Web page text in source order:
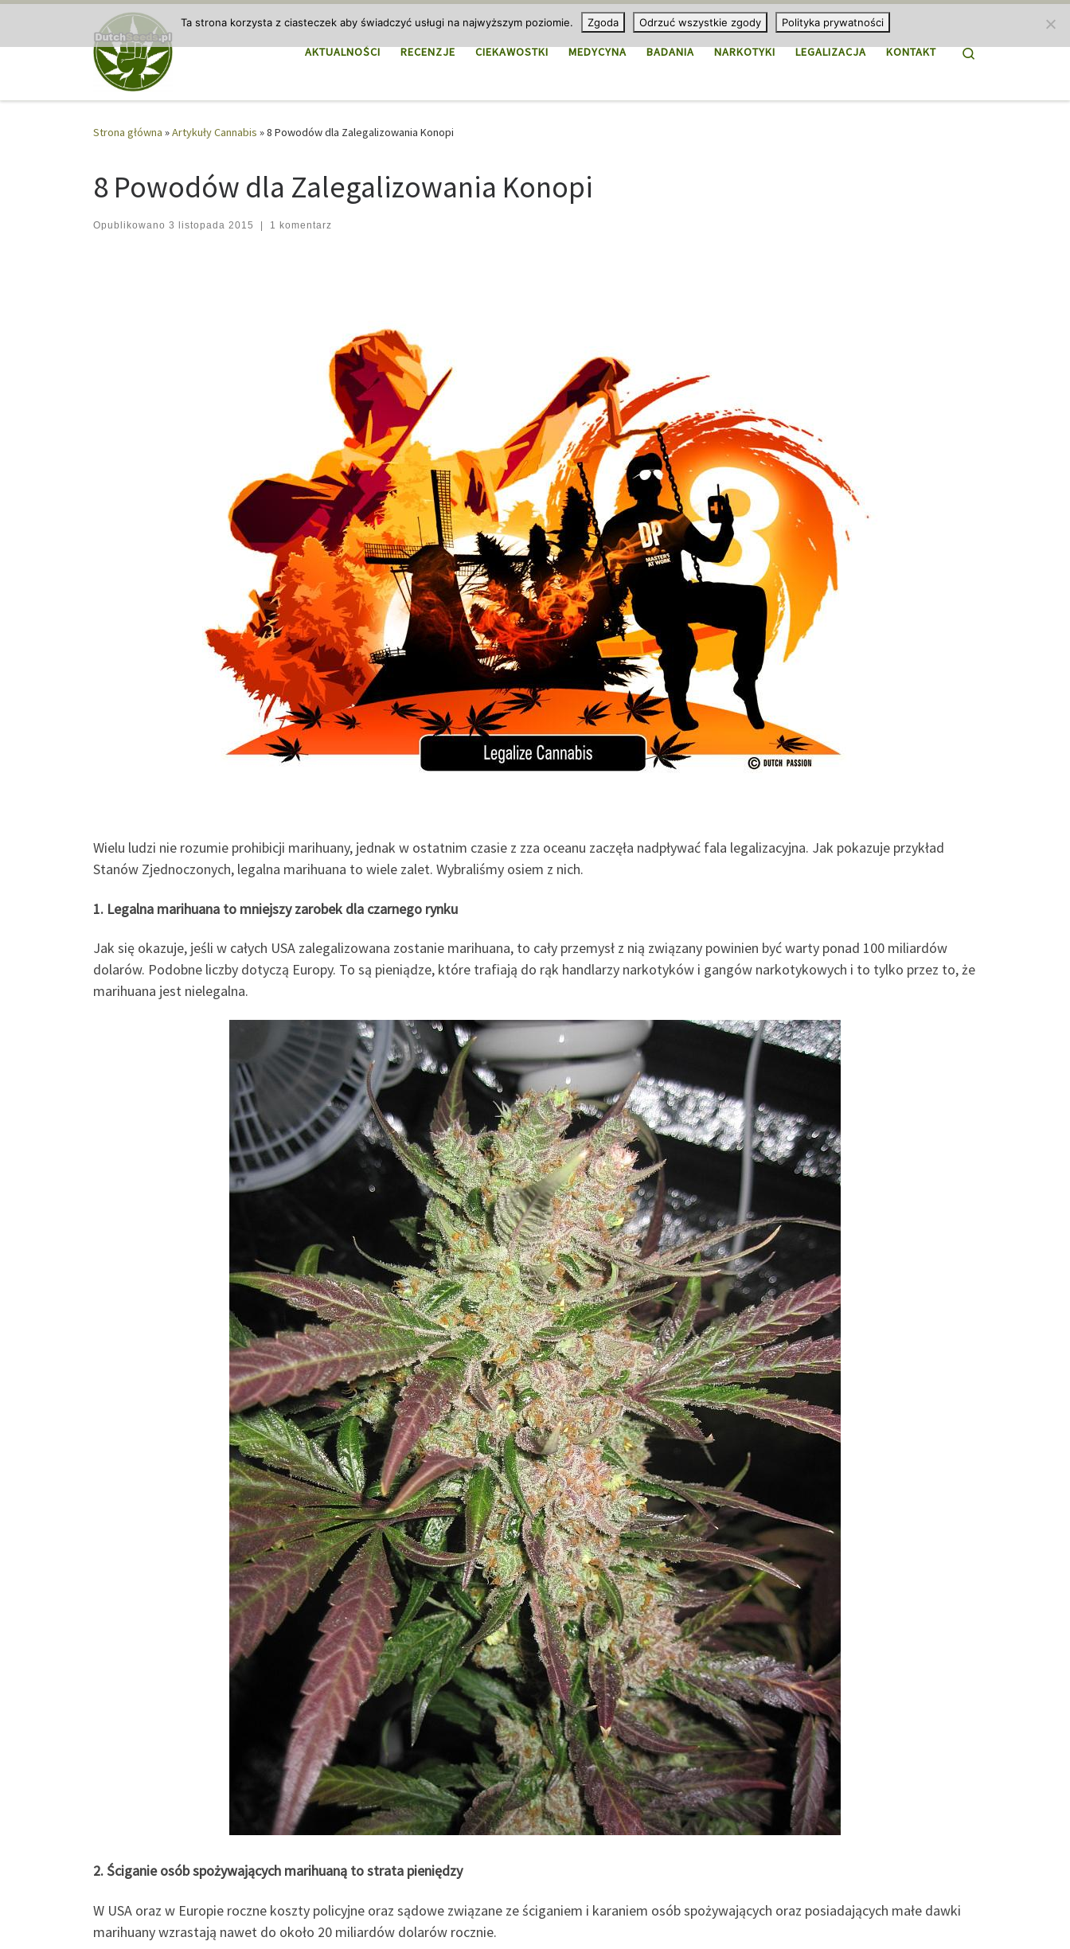
Przejdź do treści
AKTUALNOŚCI RECENZJE CIEKAWOSTKI MEDYCYNA BADANIA NARKOTYKI LEGALIZACJA KONTAKT Search
Strona główna »Artykuły Cannabis »8 Powodów dla Zalegalizowania Konopi
8 Powodów dla Zalegalizowania Konopi
Opublikowano 3 listopada 2015 1 komentarz
Wielu ludzi nie rozumie prohibicji marihuany, jednak w ostatnim czasie z zza oceanu zaczęła nadpływać fala legalizacyjna. Jak pokazuje przykład
Stanów Zjednoczonych, legalna marihuana to wiele zalet. Wybraliśmy osiem z nich.
1. Legalna marihuana to mniejszy zarobek dla czarnego rynku
Jak się okazuje, jeśli w całych USA zalegalizowana zostanie marihuana, to cały przemysł z nią związany powinien być warty ponad 100 miliardów
dolarów. Podobne liczby dotyczą Europy. To są pieniądze, które trafiają do rąk handlarzy narkotyków i gangów narkotykowych i to tylko przez to, że
marihuana jest nielegalna.
2. Ściganie osób spożywających marihuaną to strata pieniędzy
W USA oraz w Europie roczne koszty policyjne oraz sądowe związane ze ściganiem i karaniem osób spożywających oraz posiadających małe dawki
marihuany wzrastają nawet do około 20 miliardów dolarów rocznie.
Ta strona korzysta z ciasteczek aby świadczyć usługi na najwyższym poziomie. Zgoda Odrzuć wszystkie zgody Polityka prywatności